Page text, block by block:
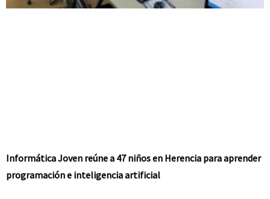
Informática Joven reúne a 47 niños en Herencia para aprender
programación e inteligencia artificial